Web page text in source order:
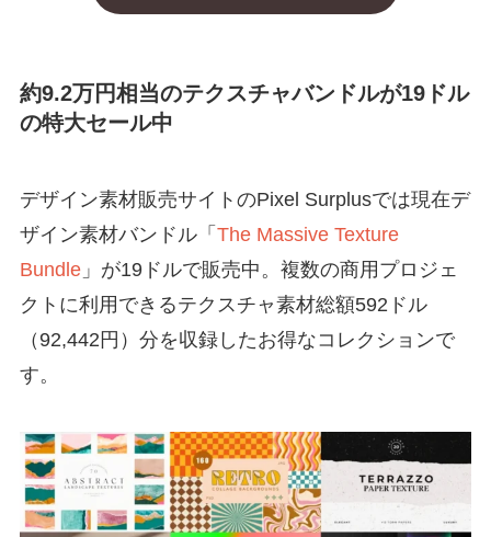
約9.2万円相当のテクスチャバンドルが19ドル
の特大セール中
デザイン素材販売サイトのPixel Surplusでは現在デ
ザイン素材バンドル「 The Massive Texture
Bundle」が19ドルで販売中。複数の商用プロジェ
クトに利用できるテクスチャ素材総額592ドル
（92,442円）分を収録したお得なコレクションで
す。